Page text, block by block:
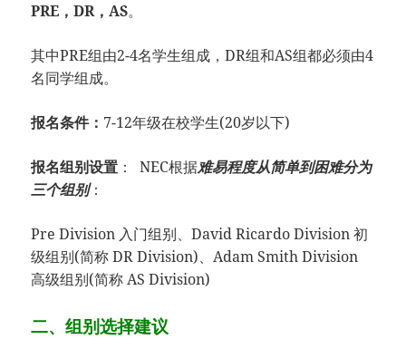
PRE，DR，AS。
其中PRE组由2-4名学生组成，DR组和AS组都必须由4
名同学组成。
报名条件： 7-12年级在校学生(20岁以下)
报名组别设置 ： NEC根据难易程度从简单到困难分为
三个组别：
Pre Division 入门组别、David Ricardo Division 初
级组别(简称 DR Division)、Adam Smith Division
高级组别(简称 AS Division)
二、组别选择建议